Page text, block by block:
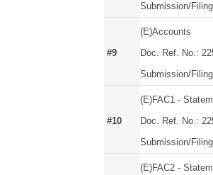
Submission/
#9
(E)Accounts
Doc. Ref. No.:
Submission/
#10
(E)FAC1 -
Doc. Ref. No.:
Submission/
(E)FAC2 -